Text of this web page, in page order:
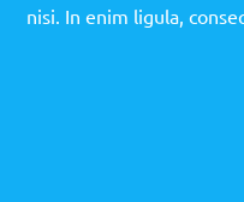
nisi. In enim ligula,